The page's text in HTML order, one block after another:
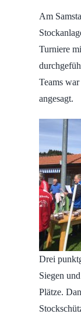
Am
Turniere
Teams
angesagt.
Drei
Siegen
Plätze.